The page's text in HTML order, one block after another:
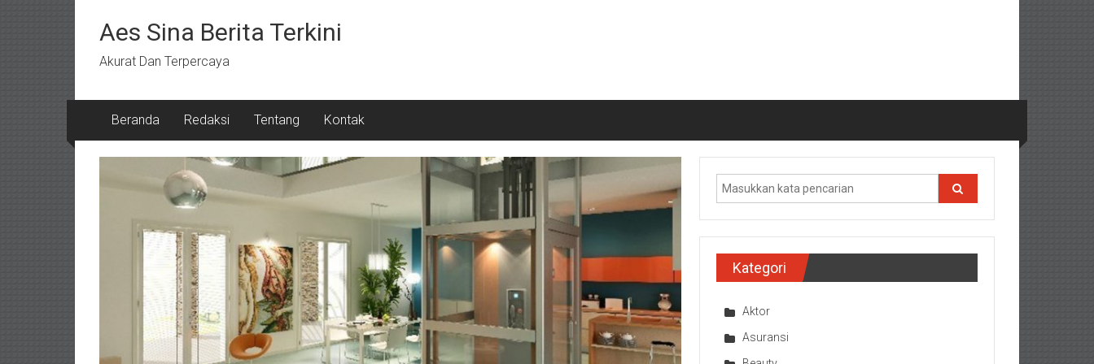
kontenAes Sina Berita Terkini
Akurat Dan Terpercaya
Beranda Redaksi Tentang Kontak
Kategori
Aktor
Asuransi